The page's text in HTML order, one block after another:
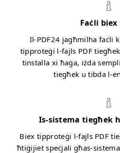
Faċli
Il-PDF24 jagħmilha faċli
tipproteġi l-fajls PDF
tinstalla xi ħaġa, iżda
tiegħek u tibda l-
Is-sistema tiegħek
Biex tipproteġi l-fajls PDF
ħtiġijiet speċjali għas-